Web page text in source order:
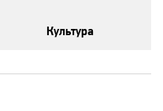
Культура